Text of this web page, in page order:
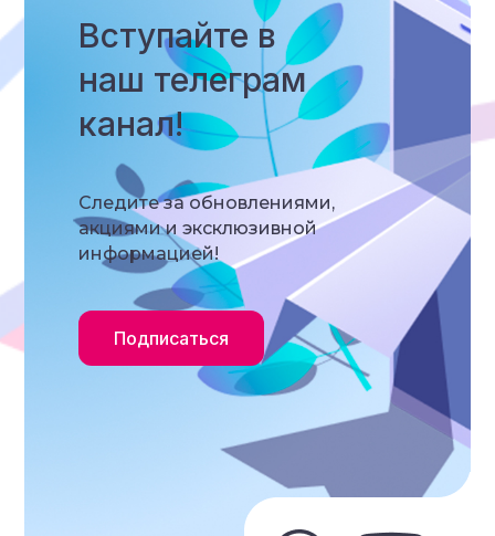
Вступайте в
наш телеграм
канал!
Следите за обновлениями,
акциями и эксклюзивной
информацией!
Подписаться